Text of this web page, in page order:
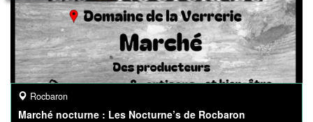
Rocbaron
Marché nocturne : Les Nocturne’s de Rocbaron